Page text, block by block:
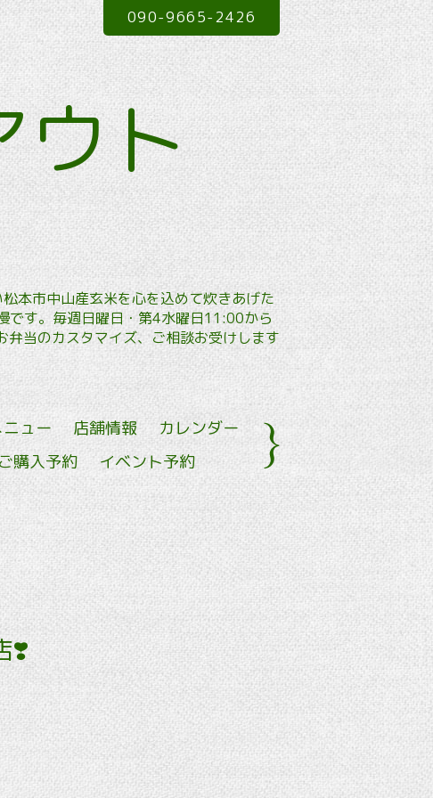
ウト
本市中山産玄米を心を込めて炊きあげた
です。毎週日曜日・第4水曜日11:00から
当のカスタマイズ、ご相談お受けします
090-9665-2426
ニュー 店舗情報
カレンダー
ご購入予約 イベント予約
❣️